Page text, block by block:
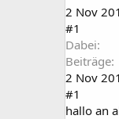
r
2 Nov
#1
Dabei
Beiträge
2 Nov
#1
hallo an